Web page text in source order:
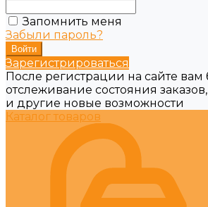
Запомнить меня
Забыли пароль?
Зарегистрироваться
После регистрации на сайте вам
отслеживание состояния
и другие новые возможности
Каталог товаров